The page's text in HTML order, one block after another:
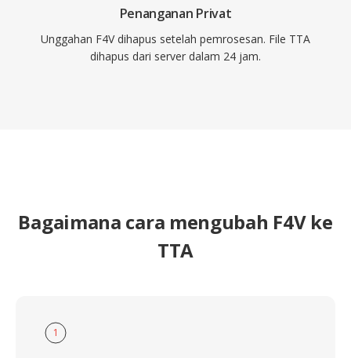
Penanganan Privat
Unggahan F4V dihapus setelah pemrosesan. File TTA
dihapus dari server dalam 24 jam.
Bagaimana cara mengubah F4V ke
TTA
1